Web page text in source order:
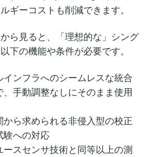
ギーコストも削減できます。
ら見ると、「理想的な」シング
下の機能や条件が必要です。
インフラへのシームレスな統合
手動調整なしにそのまま使用
から求められる非侵入型の校正
験への対応
スセンサ技術と同等以上の測